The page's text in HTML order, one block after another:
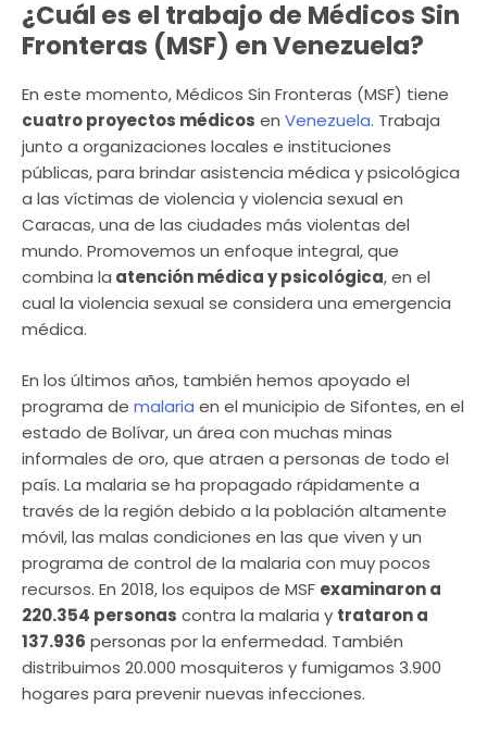
¿Cuál es el trabajo de Médicos Sin
Fronteras (MSF) en Venezuela?
En este momento, Médicos Sin Fronteras (MSF) tiene
cuatro proyectos médicos en Venezuela. Trabaja
junto a organizaciones locales e instituciones
públicas, para brindar asistencia médica y psicológica
a las víctimas de violencia y violencia sexual en
Caracas, una de las ciudades más violentas del
mundo. Promovemos un enfoque integral, que
combina la atención médica y psicológica, en el
cual la violencia sexual se considera una emergencia
médica.
En los últimos años, también hemos apoyado el
programa de malaria en el municipio de Sifontes, en el
estado de Bolívar, un área con muchas minas
informales de oro, que atraen a personas de todo el
país. La malaria se ha propagado rápidamente a
través de la región debido a la población altamente
móvil, las malas condiciones en las que viven y un
programa de control de la malaria con muy pocos
recursos. En 2018, los equipos de MSF examinaron a
220.354 personas contra la malaria y trataron a
137.936 personas por la enfermedad. También
distribuimos 20.000 mosquiteros y fumigamos 3.900
hogares para prevenir nuevas infecciones.